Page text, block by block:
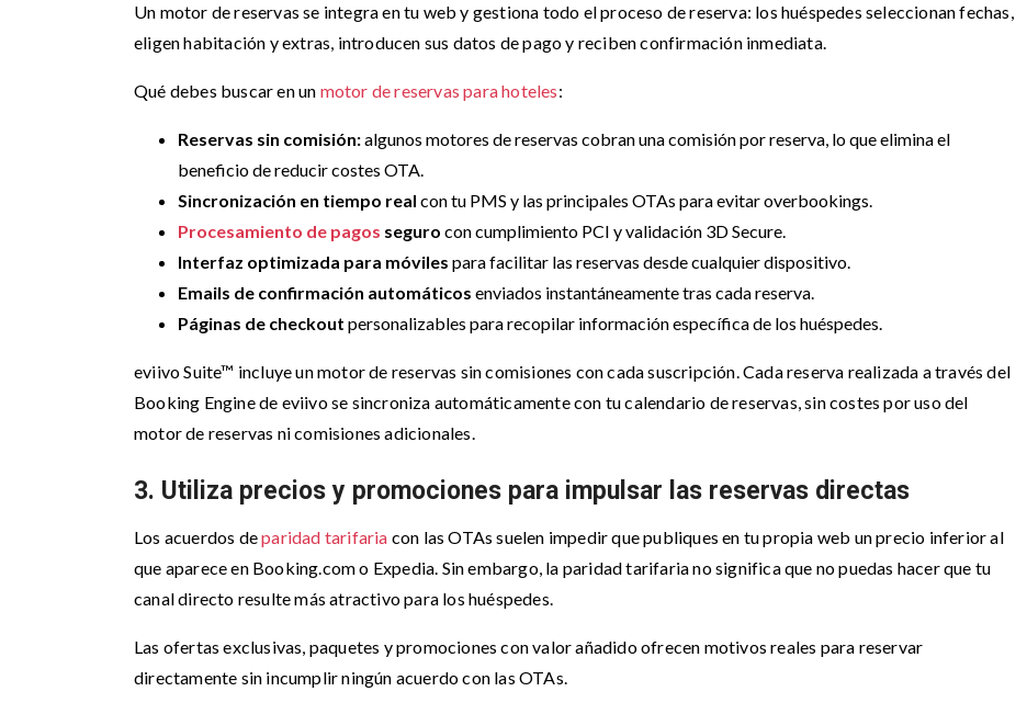
Un motor de reservas se integra en tu web y gestiona todo el proceso de reserva: los huéspedes seleccionan fechas,
eligen habitación y extras, introducen sus datos de pago y reciben confirmación inmediata.
Qué debes buscar en un motor de reservas para hoteles:
Reservas sin comisión:algunos motores de reservas cobran una comisión por reserva, lo que elimina el
beneficio de reducir costes OTA.
Sincronización en tiempo real con tu PMS y las principales OTAs para evitar overbookings.
Procesamiento de pagos seguro con cumplimiento PCI y validación 3D Secure.
Interfaz optimizada para móviles para facilitar las reservas desde cualquier dispositivo.
Emails de confirmación automáticos enviados instantáneamente tras cada reserva.
Páginas de checkout personalizables para recopilar información específica de los huéspedes.
eviivo Suite™ incluye un motor de reservas sin comisiones con cada suscripción. Cada reserva realizada a través del
Booking Engine de eviivo se sincroniza automáticamente con tu calendario de reservas, sin costes por uso del
motor de reservas ni comisiones adicionales.
3. Utiliza precios y promociones para impulsar las reservas directas
Los acuerdos deparidad tarifaria con las OTAs suelen impedir que publiques en tu propia web un precio inferior al
que aparece en Booking.com o Expedia. Sin embargo, la paridad tarifaria no significa que no puedas hacer que tu
canal directo resulte más atractivo para los huéspedes.
Las ofertas exclusivas, paquetes y promociones con valor añadido ofrecen motivos reales para reservar
directamente sin incumplir ningún acuerdo con las OTAs.